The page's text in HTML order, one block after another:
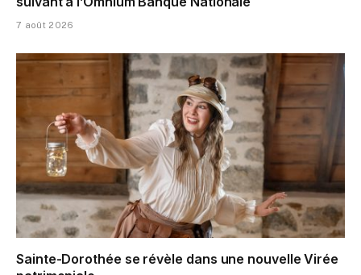
7 août 2026
Sainte-Dorothée se révèle dans une nouvelle Virée